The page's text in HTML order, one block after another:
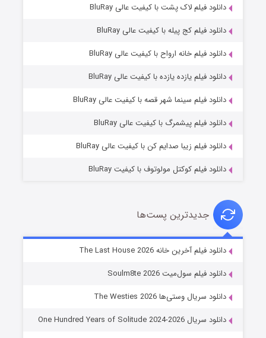
شوگر فصل ۲
دانلود فیلم لاک پشت با کیفیت عالی BluRay
دانلود فیلم کج‌ پیله با کیفیت عالی BluRay
دانلود فیلم خانه ارواح با کیفیت عالی BluRay
دانلود فیلم یازده یازده با کیفیت عالی BluRay
دانلود فیلم سینما شهر قصه با کیفیت عالی BluRay
دانلود فیلم پیشمرگ با کیفیت عالی BluRay
دانلود فیلم زیبا صدایم کن با کیفیت عالی BluRay
دانلود فیلم کوکتل مولوتوف با کیفیت BluRay
جدیدترین پست‌ها
دانلود فیلم آخرین خانه The Last House 2026
دانلود فیلم سول‌میت Soulm8te 2026
دانلود سریال وستی‌ها The Westies 2026
دانلود سریال One Hundred Years of Solitude 2024-2026